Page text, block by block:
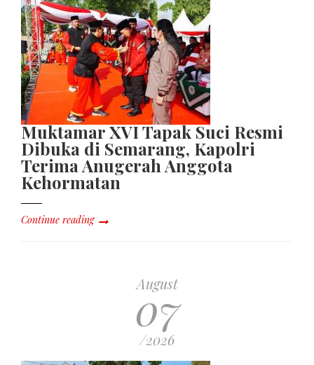
Muktamar XVI Tapak Suci Resmi
Dibuka di Semarang, Kapolri
Terima Anugerah Anggota
Kehormatan
Continue reading
August
07
/2026